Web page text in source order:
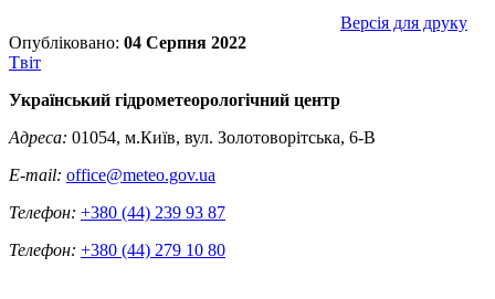
Версія для друку
Опубліковано: 04 Серпня 2022
Tвіт
Український гідрометеорологічний центр
Адреса: 01054, м.Київ, вул. Золотоворітська, 6-В
E-mail: office@meteo.gov.ua
Телефон: +380 (44) 239 93 87
Телефон: +380 (44) 279 10 80